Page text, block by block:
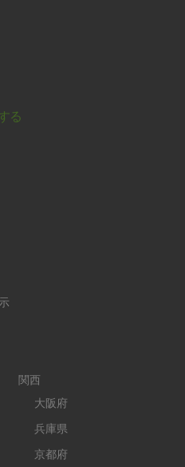
る
関西
大阪府
兵庫県
京都府